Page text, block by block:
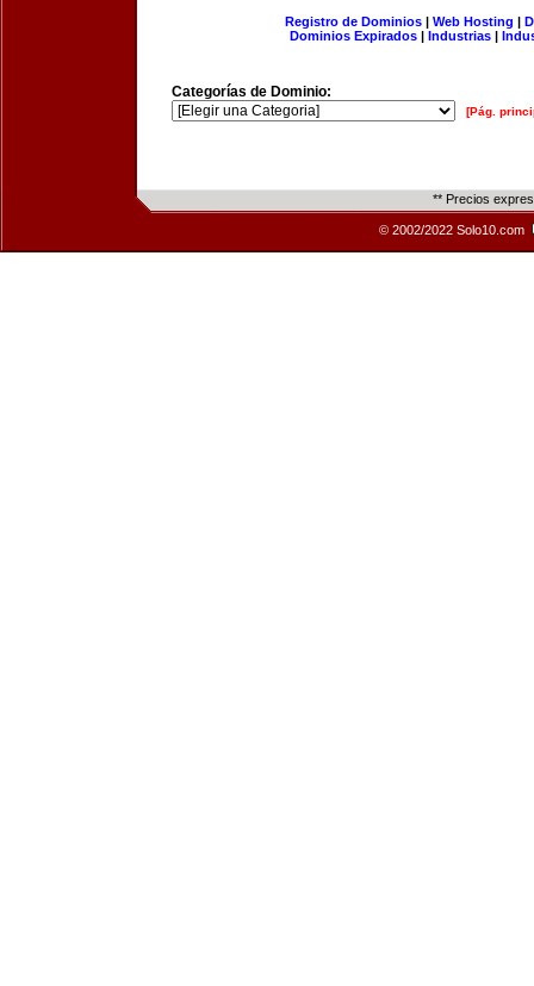
Registro de Dominios| Web Hosting |
Dominios Expirados | Industrias |
Categorías de Dominio:
[Pág.
** Precios
© 2002/2022 Solo10.com